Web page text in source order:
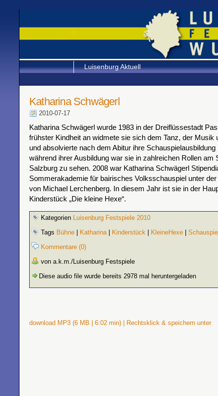
Luisenburg Aktuell
Katharina Schwägerl
2010-07-17
Katharina Schwägerl wurde 1983 in der Dreiflüssestadt
frühster Kindheit an widmete sie sich dem Tanz, der Musik
und absolvierte nach dem Abitur ihre
während ihrer Ausbildung war sie in zahlreichen Rollen am
Salzburg zu sehen. 2008 war Katharina Schwägerl
Sommerakademie für bairisches Volksschauspiel unter
von Michael Lerchenberg. In diesem Jahr ist sie in der
Kinderstück „Die kleine Hexe“.
Kategorien Luisenburg Festspiele 2010
Tags Bühne Katharina| Kinderstück KleineHexe
Kommentare (0)
von a.k.m./Luisenburg Festspiele
Diese audio file wurde bereits 2978 mal heruntergeladen
download MP3 (6 MB | 6:02 min) | Rechtsklick & speichern unter